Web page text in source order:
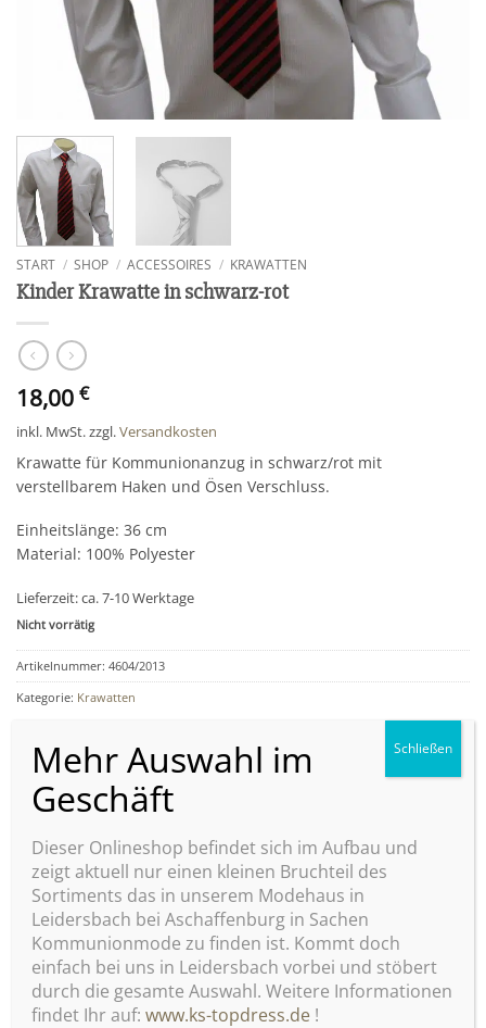
START / SHOP / ACCESSOIRES / KRAWATTEN
Kinder Krawatte in schwarz-rot
18,00 €
inkl. MwSt.zzgl.Versandkosten
Krawatte für Kommunionanzug in schwarz/rot mit
verstellbarem Haken und Ösen Verschluss.
Einheitslänge: 36 cm
Material: 100% Polyester
Lieferzeit:ca. 7-10 Werktage
Nicht vorrätig
Artikelnummer: 4604/2013
Kategorie: Krawatten
ÄHNLICHE PRODUKTE
Zu
Wunschliste
Wunschliste
Dieser Onlineshop befindet sich im Aufbau und
zeigt aktuell nur einen kleinen Bruchteil des
Sortiments das in unserem Modehaus in
Leidersbach bei Aschaffenburg in Sachen
Kommunionmode zu finden ist. Kommt doch
einfach bei uns in Leidersbach vorbei und stöbert
durch die gesamte Auswahl. Weitere Informationen
findet Ihr auf:www.ks-topdress.de !